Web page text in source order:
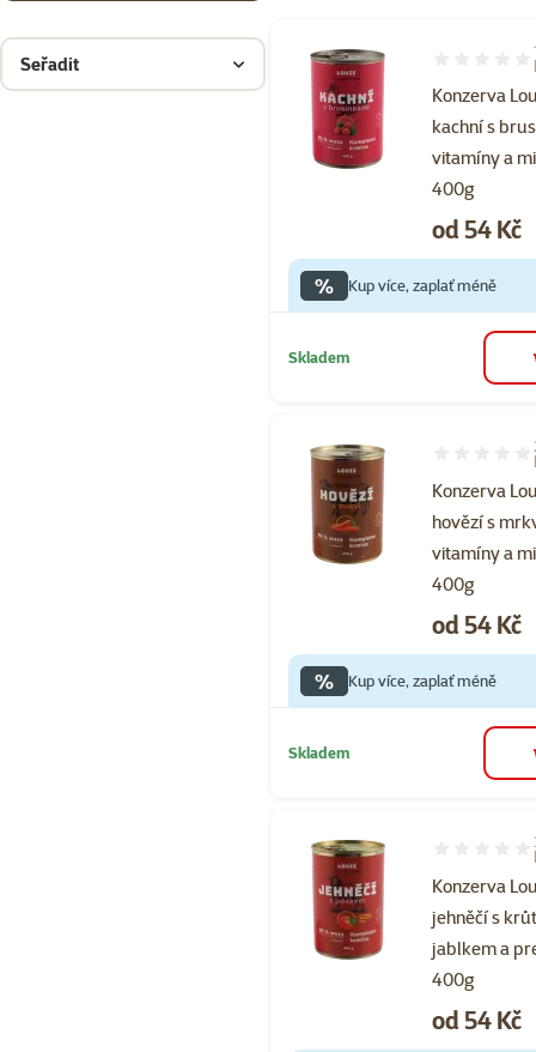
Seřadit
Konzerva
kachní s
vitamíny a
400g
Hodnocení
Cena
od 54 Kč
% Kup více, zaplať méně
Skladem
Konzerva
hovězí s
vitamíny a
400g
Hodnocení
Cena
od 54 Kč
% Kup více, zaplať méně
Skladem
Konzerva
jehněčí s
jablkem a
400g
Hodnocení
Cena
od 54 Kč